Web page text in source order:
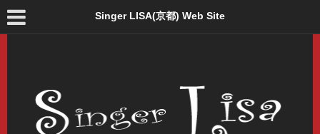
Singer LISA(京都) Web Site